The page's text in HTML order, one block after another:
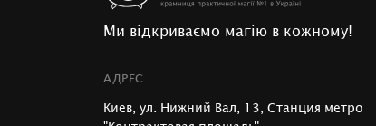
Ми відкриваємо магію в кожному!
АДРЕС
Киев, ул. Нижний Вал, 13, Станция метро